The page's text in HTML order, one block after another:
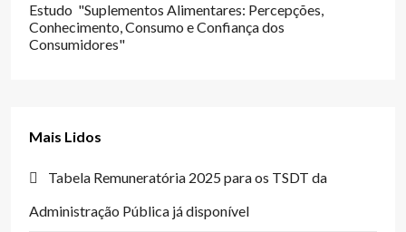
Estudo "Suplementos Alimentares: Percepções,
Conhecimento, Consumo e Confiança dos
Consumidores"
Mais Lidos
Tabela Remuneratória 2025 para os TSDT da
Administração Pública já disponível